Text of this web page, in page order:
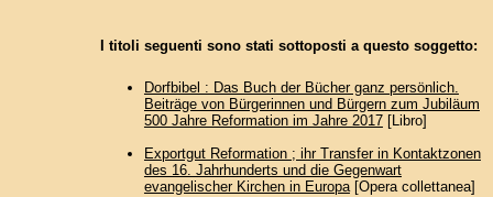
I titoli seguenti sono stati sottoposti a questo soggetto:
Dorfbibel : Das Buch der Bücher ganz persönlich.
Beiträge von Bürgerinnen und Bürgern zum Jubiläum
500 Jahre Reformation im Jahre 2017[Libro]
Exportgut Reformation ; ihr Transfer in Kontaktzonen
des 16. Jahrhunderts und die Gegenwart
evangelischer Kirchen in Europa[Opera collettanea]